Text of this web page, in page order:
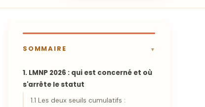
SOMMAIRE
1. LMNP 2026 : qui est concerné et où
s'arrête le statut
1.1 Les deux seuils cumulatifs :